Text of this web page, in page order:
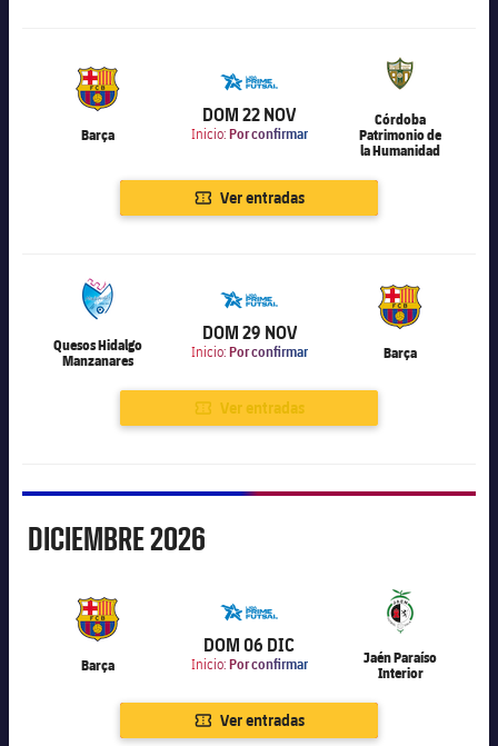
Barça
6.000
DOM 22 NOV
Inicio: Por confirmar
Córdoba
Patrimonio de
la Humanidad
Ver entradas
Quesos Hidalgo
Manzanares
6.000
DOM 29 NOV
Inicio: Por confirmar Barça
Ver entradas
Diciembre
DICIEMBRE2026
Barça
6.000
DOM 06 DIC
Inicio: Por confirmar
Jaén Paraíso
Interior
Ver entradas